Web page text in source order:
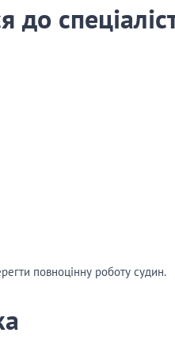
до
повноцінну роботу судин.